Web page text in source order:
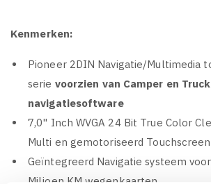
Kenmerken:
Pioneer 2DIN Navigatie/Multimedia
serie voorzien van Camper en Truck
navigatiesoftware
7,0" Inch WVGA 24 Bit True Color
Multi en gemotoriseerd
Geïntegreerd Navigatie systeem
Miljoen KM wegenkaarten